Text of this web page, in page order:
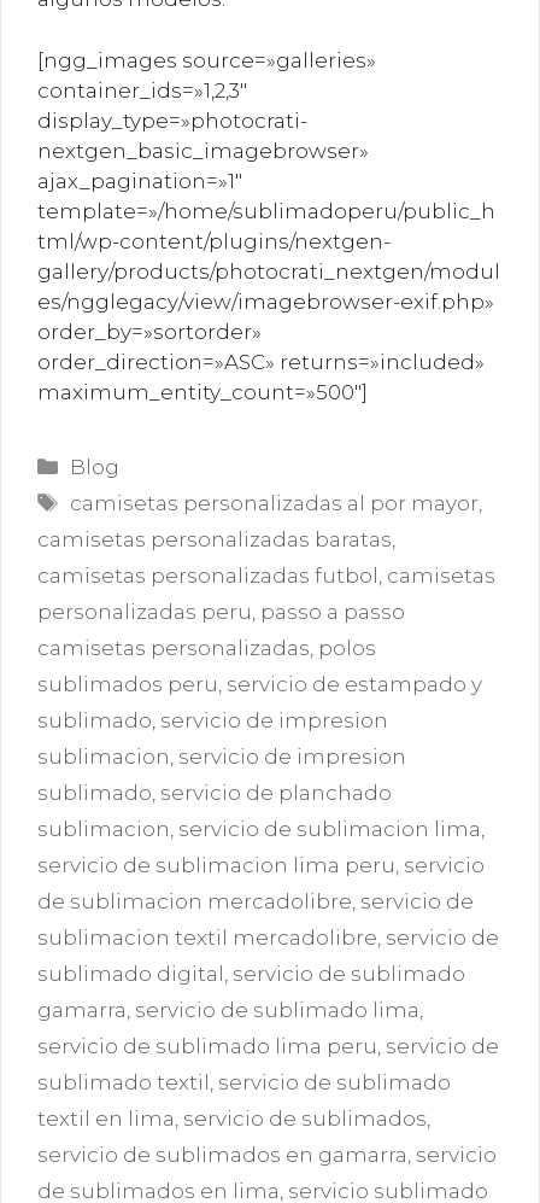
[ngg_images source=»galleries»
container_ids=»1,2,3″
display_type=»photocrati-
nextgen_basic_imagebrowser»
ajax_pagination=»1″
template=»/home/sublimadoperu/public_h
tml/wp-content/plugins/nextgen-
gallery/products/photocrati_nextgen/modul
es/ngglegacy/view/imagebrowser-exif.php»
order_by=»sortorder»
order_direction=»ASC» returns=»included»
maximum_entity_count=»500″]
Categorías
Blog
Etiquetas
camisetas personalizadas al por mayor
camisetas personalizadas baratas
camisetas personalizadas futbol camisetas
personalizadas peru passo a passo
camisetas personalizadas polos
sublimados peru servicio de estampado y
sublimado servicio de impresion
sublimacion servicio de impresion
sublimado servicio de planchado
sublimacion servicio de sublimacion lima
servicio de sublimacion lima peru servicio
de sublimacion mercadolibre servicio de
sublimacion textil mercadolibre servicio de
sublimado digital servicio de sublimado
gamarra servicio de sublimado lima
servicio de sublimado lima peru servicio de
sublimado textil servicio de sublimado
textil en lima servicio de sublimados
servicio de sublimados en gamarra servicio
de sublimados en lima servicio sublimado